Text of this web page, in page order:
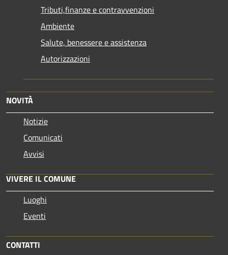
Tributi,finanze e contravvenzioni
Ambiente
Salute, benessere e assistenza
Autorizzazioni
NOVITÀ
Notizie
Comunicati
Avvisi
VIVERE IL COMUNE
Luoghi
Eventi
CONTATTI